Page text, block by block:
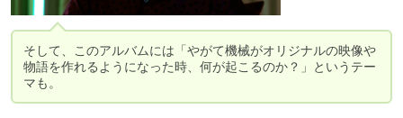
そして、このアルバムには「やがて機械がオリジナルの映像や
物語を作れるようになった時、何が起こるのか？」というテー
マも。